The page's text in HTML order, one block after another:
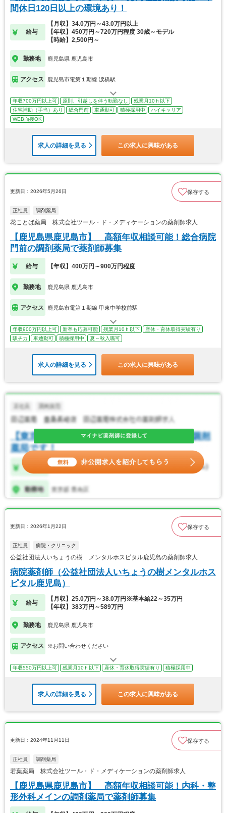
間休日120日以上の環境あり！
給与
【月収】34.0万円～43.0万円以上
【年収】450万円～720万円程度 30歳～モデル
【時給】2,500円～
勤務地 鹿児島県 鹿児島市
アクセス 鹿児島市電第１期線 涙橋駅
年収700万円以上可 原則、引越しを伴う転勤なし
残業月10ｈ以下
住宅補助（手当）あり
総合門前 車通勤可 積極採用中
ハイキャリア
WEB面接OK
求人の詳細を見る この求人に興味がある
更新日：2026年5月26日 保存する
正社員 調剤薬局
花ことば薬局 株式会社ツール・ド・メディケーションの薬剤師求人
【鹿児島県鹿児島市】 高額年収相談可能！総合病院
門前の調剤薬局で薬剤師募集
給与 【年収】400万円～900万円程度
勤務地 鹿児島県 鹿児島市
アクセス 鹿児島市電第１期線 甲東中学校前駅
年収900万円以上可 新卒も応募可能 残業月10ｈ以下
産休・育休取得実績有り
駅チカ
車通勤可 積極採用中 夏～秋入職可
求人の詳細を見る この求人に興味がある
更新日：2026年1月22日 保存する
正社員 病院・クリニック
公益社団法人いちょうの樹 メンタルホスピタル鹿児島の薬剤師求人
病院薬剤師（公益社団法人いちょうの樹メンタルホス
ピタル鹿児島）
給与
【月収】25.0万円～38.0万円※基本給22～35万円
【年収】383万円～589万円
勤務地 鹿児島県 鹿児島市
アクセス ※お問い合わせください
年収550万円以上可 残業月10ｈ以下 産休・育休取得実績有り 積極採用中
求人の詳細を見る この求人に興味がある
更新日：2024年11月11日 保存する
正社員 調剤薬局
若葉薬局 株式会社ツール・ド・メディケーションの薬剤師求人
【鹿児島県鹿児島市】 高額年収相談可能！内科・整
形外科メインの調剤薬局で薬剤師募集